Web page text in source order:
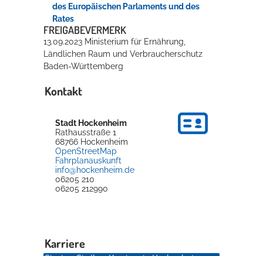
des Europäischen Parlaments und des
Rates
FREIGABEVERMERK
13.09.2023 Ministerium für Ernährung,
Ländlichen Raum und Verbraucherschutz
Baden-Württemberg
Kontakt
Stadt Hockenheim
Rathausstraße 1
68766 Hockenheim
OpenStreetMap
Fahrplanauskunft
info@hockenheim.de
06205 210
06205 212990
Karriere